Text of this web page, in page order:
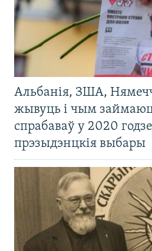
Альбанія, ЗША,
жывуць і чым
спрабаваў у 2020
прэзыдэнцкія выбары